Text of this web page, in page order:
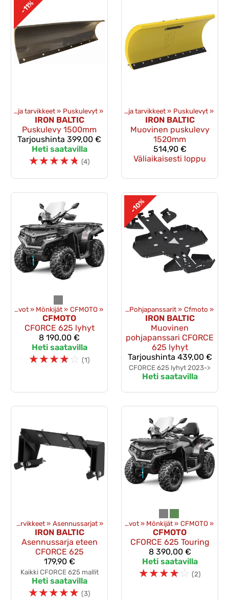
-11%
Puskulevyt ja tarvikkeet ‪» Puskulevyt ‪»
IRON BALTIC
Puskulevy 1500mm
Tarjoushinta 399,00 €
Heti saatavilla
☆☆☆☆☆ (4)
Mönkijän lisävarusteet ‪» Puskulevyt ja tarvikkeet ‪» Puskulevyt ‪»
IRON BALTIC
Muovinen puskulevy
1520mm
514,90 €
Väliaikaisesti loppu
Uudet ajoneuvot ‪» Mönkijät ‪» CFMOTO ‪»
CFMOTO
CFORCE 625 lyhyt
8 190,00 €
Heti saatavilla
☆☆☆☆☆ (1)
-10%
‪» Pohjapanssarit ja suojat ‪» Pohjapanssarit ‪» Cfmoto ‪»
IRON BALTIC
Muovinen
pohjapanssari CFORCE
625 lyhyt
Tarjoushinta 439,00 €
CFORCE 625 lyhyt 2023->
Heti saatavilla
Puskulevyt ja tarvikkeet ‪» Asennussarjat ‪»
IRON BALTIC
Asennussarja eteen
CFORCE 625
179,90 €
Kaikki CFORCE 625 mallit
Heti saatavilla
☆☆☆☆☆ (3)
Tuotteet ‪» Uudet ajoneuvot ‪» Mönkijät ‪» CFMOTO ‪»
CFMOTO
CFORCE 625 Touring
8 390,00 €
Heti saatavilla
☆☆☆☆☆ (2)